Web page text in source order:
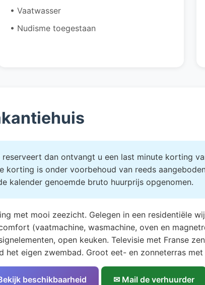
• Vaatwasser
• Nudisme toegestaan
dan ontvangt u een last minute korting
korting is onder voorbehoud van reeds
kalender genoemde bruto huurprijs opgenomen.
met mooi zeezicht. Gelegen in een residentiële
(vaatmachine, wasmachine, oven en
open keuken. Televisie met Franse
het eigen zwembad. Groot eet- en zonneterras
beschikbaarheid ✉ Mail de verhuurder